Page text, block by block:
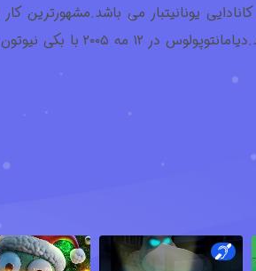
یونانیتبار می
متحده، در سریال ۲۴